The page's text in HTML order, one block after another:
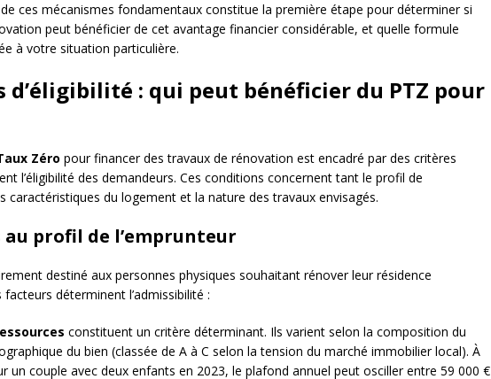
ces mécanismes fondamentaux constitue la première étape pour déterminer si
peut bénéficier de cet avantage financier considérable, et quelle formule
à votre situation particulière.
d’éligibilité : qui peut bénéficier du PTZ pour
Zéro pour financer des travaux de rénovation est encadré par des critères
l’éligibilité des demandeurs. Ces conditions concernent tant le profil de
caractéristiques du logement et la nature des travaux envisagés.
profil de l’emprunteur
destiné aux personnes physiques souhaitant rénover leur résidence
facteurs déterminent l’admissibilité :
constituent un critère déterminant. Ils varient selon la composition du
du bien (classée de A à C selon la tension du marché immobilier local). À
un couple avec deux enfants en 2023, le plafond annuel peut osciller entre 59 000 €